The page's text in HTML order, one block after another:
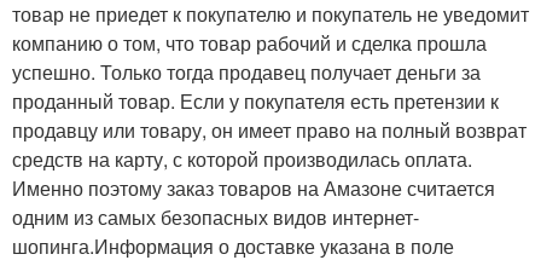
товар не приедет к покупателю и покупатель не уведомит
компанию о том, что товар рабочий и сделка прошла
успешно. Только тогда продавец получает деньги за
проданный товар. Если у покупателя есть претензии к
продавцу или товару, он имеет право на полный возврат
средств на карту, с которой производилась оплата.
Именно поэтому заказ товаров на Амазоне считается
одним из самых безопасных видов интернет-
шопинга.Информация о доставке указана в поле